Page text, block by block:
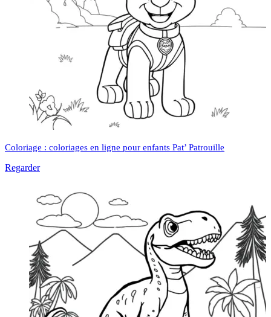
Coloriage : coloriages en ligne pour enfants Pat’ Patrouille
Regarder